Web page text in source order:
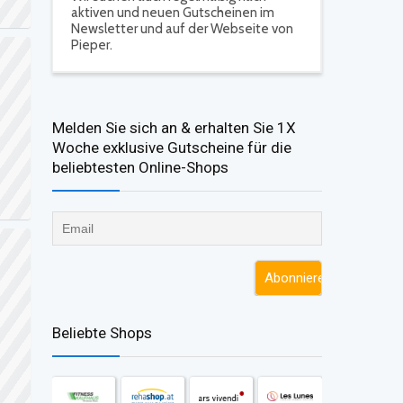
aktiven und neuen Gutscheinen im
Newsletter und auf der Webseite von
Pieper.
Melden Sie sich an & erhalten Sie 1X
Woche exklusive Gutscheine für die
beliebtesten Online-Shops​
Beliebte Shops